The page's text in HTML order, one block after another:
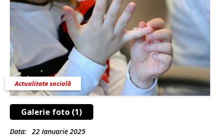
Galerie foto (1)
Actualitate socială
Data: 22 Ianuarie 2025